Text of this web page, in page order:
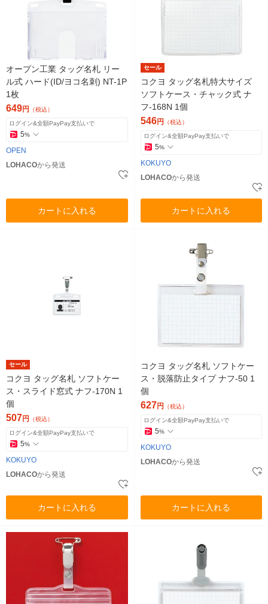
オープン工業 タッグ名札 リー
ル式 ハード(ID/ヨコ名刺) NT-1P
1枚
649円 （税込）
ログイン&全額PayPay支払いで
5%
OPEN
LOHACOから発送
カートに入れる
セール
コクヨ タッグ名札特大サイズ
ソフトケース・チャック式 ナ
フ-168N 1個
546円 （税込）
ログイン&全額PayPay支払いで
5%
KOKUYO
LOHACOから発送
カートに入れる
セール
コクヨ タッグ名札 ソフトケー
ス・スライド窓式 ナフ-170N 1
個
507円 （税込）
ログイン&全額PayPay支払いで
5%
KOKUYO
LOHACOから発送
カートに入れる
コクヨ タッグ名札 ソフトケー
ス・脱落防止タイプ ナフ-50 1
個
627円 （税込）
ログイン&全額PayPay支払いで
5%
KOKUYO
LOHACOから発送
カートに入れる